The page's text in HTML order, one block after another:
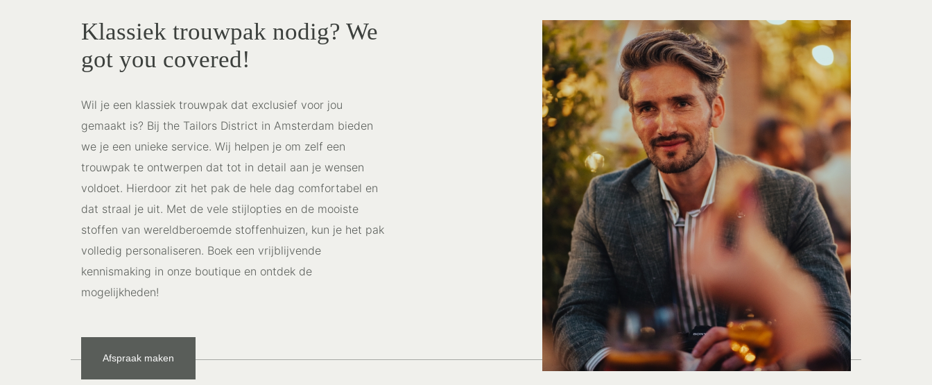
Klassiek trouwpak nodig? We
got you covered!
Wil je een klassiek trouwpak dat exclusief voor jou
gemaakt is? Bij the Tailors District in Amsterdam bieden
we je een unieke service. Wij helpen je om zelf een
trouwpak te ontwerpen dat tot in detail aan je wensen
voldoet. Hierdoor zit het pak de hele dag comfortabel en
dat straal je uit. Met de vele stijlopties en de mooiste
stoffen van wereldberoemde stoffenhuizen, kun je het pak
volledig personaliseren. Boek een vrijblijvende
kennismaking in onze boutique en ontdek de
mogelijkheden!
Afspraak maken